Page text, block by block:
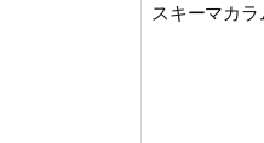
スキーマカラ